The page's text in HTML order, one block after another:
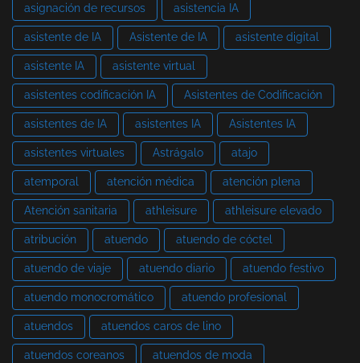
asignación de recursos asistencia IA
asistente de IA Asistente de IA asistente digital
asistente IA asistente virtual
asistentes codificación IA Asistentes de Codificación
asistentes de IA asistentes IA Asistentes IA
asistentes virtuales Astrágalo atajo
atemporal atención médica atención plena
Atención sanitaria athleisure athleisure elevado
atribución atuendo atuendo de cóctel
atuendo de viaje atuendo diario atuendo festivo
atuendo monocromático atuendo profesional
atuendos atuendos caros de lino
atuendos coreanos atuendos de moda